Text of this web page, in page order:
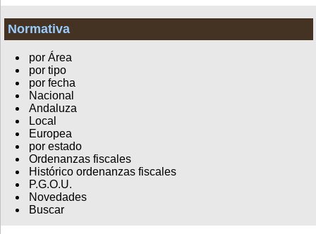
Normativa
por Área
por tipo
por fecha
Nacional
Andaluza
Local
Europea
por estado
Ordenanzas fiscales
Histórico ordenanzas fiscales
P.G.O.U.
Novedades
Buscar